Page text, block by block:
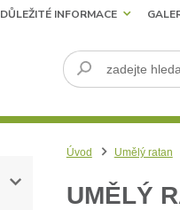
DŮLEŽITÉ INFORMACE
Úvod Umělý ratan
UMĚLÝ